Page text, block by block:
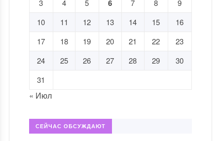
3
4 5 6 7 8
9
10
11 12 13 14 15
16
17
18 19 20 21 22
23
24
25 26 27 28 29
30
31
« Июл
СЕЙЧАС ОБСУЖДАЮТ